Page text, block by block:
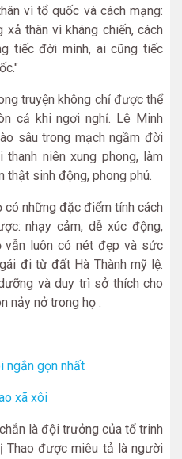
vì tổ quốc và cách mạng:
xả thân vì kháng chiến, cách
tiếc đời mình, ai cũng tiếc
truyện không chỉ được thể
cả khi ngơi nghỉ. Lê Minh
sâu trong mạch ngầm đời
niên xung phong, làm
thật sinh động, phong phú.
những đặc điểm tính cách
nhạy cảm, dễ xúc động,
vẫn luôn có nét đẹp và sức
đi từ đất Hà Thành mỹ lệ.
và duy trì sở thích cho
nảy nở trong họ .
ngắn gọn nhất
xã xôi
là đội trưởng của tổ trinh
Thao được miêu tả là người